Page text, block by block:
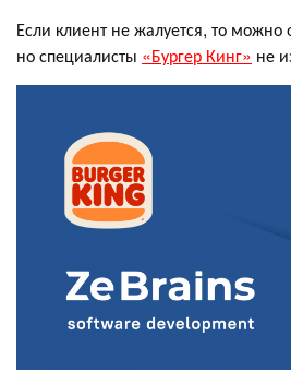
Если клиент не жалуется, то можно
но специалисты «Бургер Кинг» не